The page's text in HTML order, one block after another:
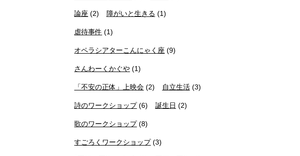
論座 (2) 障がいと生きる (1)
虐待事件 (1)
オペラシアターこんにゃく座 (9)
さんわーくかぐや (1)
「不安の正体」上映会 (2) 自立生活(3)
詩のワークショップ(6) 誕生日 (2)
歌のワークショップ(8)
すごろくワークショップ(3)